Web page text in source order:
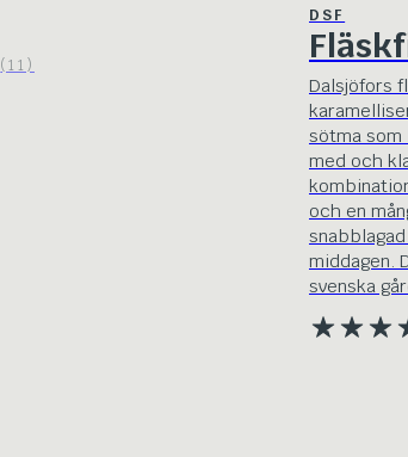
(11)
DSF
Dalsjöfors
sötma som
med och
och en
middagen.
svenska